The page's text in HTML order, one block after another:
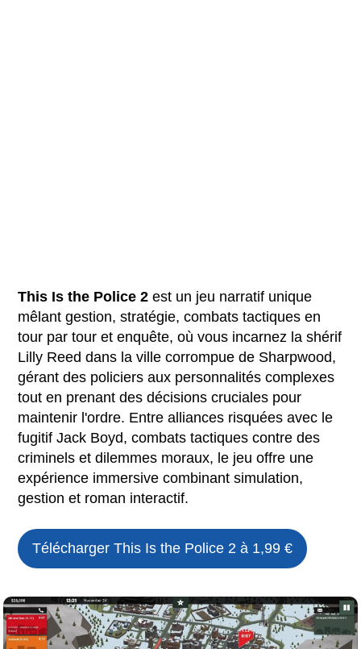
This Is the Police 2 est un jeu narratif unique
mêlant gestion, stratégie, combats tactiques en
tour par tour et enquête, où vous incarnez la shérif
Lilly Reed dans la ville corrompue de Sharpwood,
gérant des policiers aux personnalités complexes
tout en prenant des décisions cruciales pour
maintenir l'ordre. Entre alliances risquées avec le
fugitif Jack Boyd, combats tactiques contre des
criminels et dilemmes moraux, le jeu offre une
expérience immersive combinant simulation,
gestion et roman interactif.
TéléchargerThis Is the Police 2 à 1,99 €